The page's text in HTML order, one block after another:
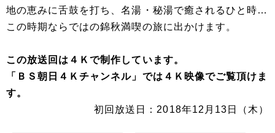
地の恵みに舌鼓を打ち、名湯・秘湯で癒されるひと時…
この時期ならではの錦秋満喫の旅に出かけます。
この放送回は４Ｋで制作しています。
「ＢＳ朝日４Ｋチャンネル」では４Ｋ映像でご覧頂けま
す。
初回放送日：2018年12月13日（木）